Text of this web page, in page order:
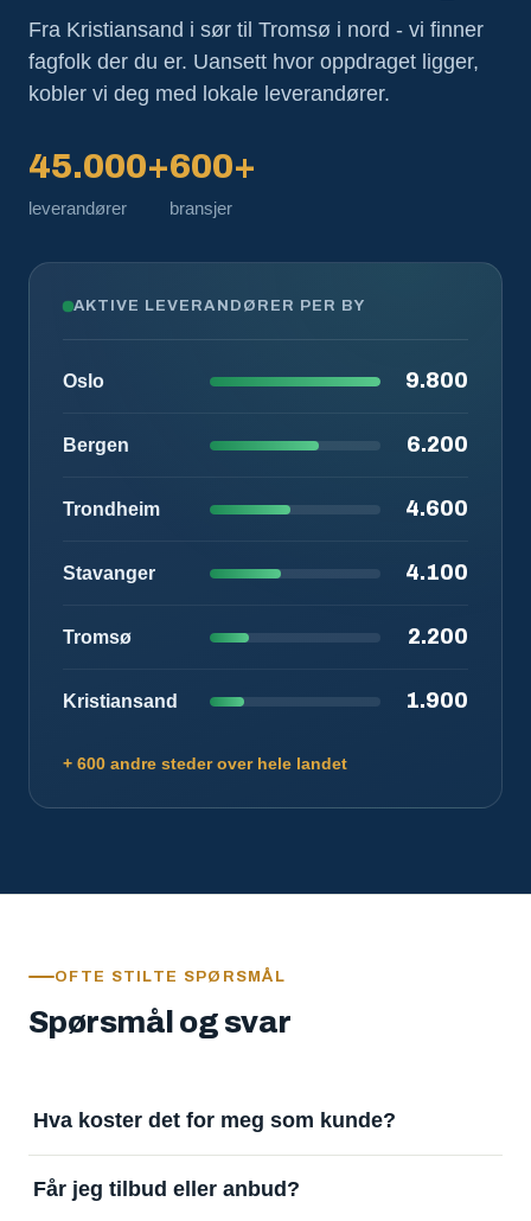
Fra Kristiansand i sør til Tromsø i nord - vi finner
fagfolk der du er. Uansett hvor oppdraget ligger,
kobler vi deg med lokale leverandører.
45.000+
leverandører
600+
bransjer
AKTIVE LEVERANDØRER PER BY
Oslo 9.800
Bergen 6.200
Trondheim 4.600
Stavanger 4.100
Tromsø 2.200
Kristiansand 1.900
+ 600 andre steder over hele landet
OFTE STILTE SPØRSMÅL
Spørsmål og svar
Hva koster det for meg som kunde?
å motta svar. Tjenesten finansieres av
Får jeg tilbud eller anbud?